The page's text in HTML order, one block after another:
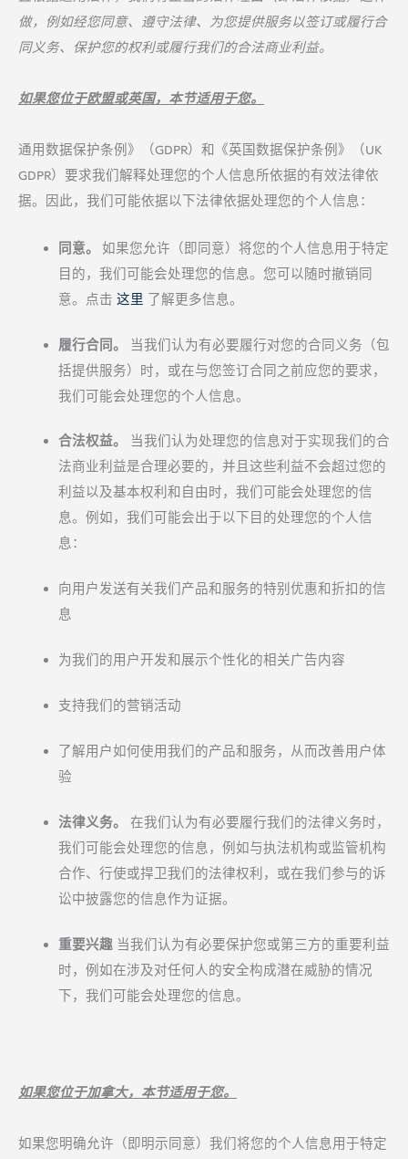
做，例如经您同意、遵守法律、为您提供服务以签订或履行合
同义务、保护您的权利或履行我们的合法商业利益。
如果您位于欧盟或英国，本节适用于您。
通用数据保护条例》（GDPR）和《英国数据保护条例》（UK
GDPR）要求我们解释处理您的个人信息所依据的有效法律依
据。因此，我们可能依据以下法律依据处理您的个人信息：
同意。 如果您允许（即同意）将您的个人信息用于特定
目的，我们可能会处理您的信息。您可以随时撤销同
意。点击 这里 了解更多信息。
履行合同。
当我们认为有必要履行对您的合同义务（包
括提供服务）时，或在与您签订合同之前应您的要求，
我们可能会处理您的个人信息。
合法权益。
当我们认为处理您的信息对于实现我们的合
法商业利益是合理必要的，并且这些利益不会超过您的
利益以及基本权利和自由时，我们可能会处理您的信
息。例如，我们可能会出于以下目的处理您的个人信
息：
向用户发送有关我们产品和服务的特别优惠和折扣的信
息
为我们的用户开发和展示个性化的相关广告内容
支持我们的营销活动
了解用户如何使用我们的产品和服务，从而改善用户体
验
法律义务。
在我们认为有必要履行我们的法律义务时，
我们可能会处理您的信息，例如与执法机构或监管机构
合作、行使或捍卫我们的法律权利，或在我们参与的诉
讼中披露您的信息作为证据。
重要兴趣当我们认为有必要保护您或第三方的重要利益
时，例如在涉及对任何人的安全构成潜在威胁的情况
下，我们可能会处理您的信息。
如果您位于加拿大，本节适用于您。
如果您明确允许（即明示同意）我们将您的个人信息用于特定